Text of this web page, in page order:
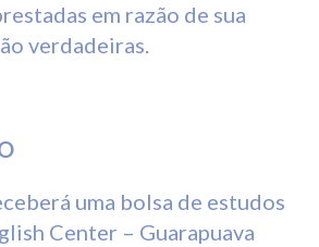
em razão de sua
verdadeiras.
uma bolsa de estudos
Center – Guarapuava